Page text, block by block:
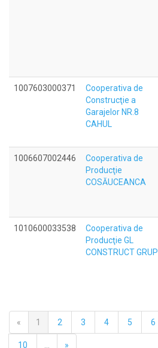
1007603000371
Cooperativa de
Construcţie a
Garajelor NR.8
CAHUL
1006607002446
Cooperativa de
Producţie
COSĂUCEANCA
1010600033538
Cooperativa de
Producţie GL
CONSTRUCT GRUP
« 1 2 3 4 5 6
10 »